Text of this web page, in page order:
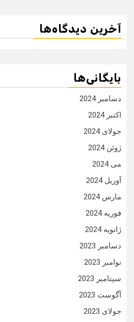
آخرین دیدگاه‌ها
بایگانی‌ها
دسامبر 2024
اکتبر 2024
جولای 2024
ژوئن 2024
می 2024
آوریل 2024
مارس 2024
فوریه 2024
ژانویه 2024
دسامبر 2023
نوامبر 2023
سپتامبر 2023
آگوست 2023
جولای 2023